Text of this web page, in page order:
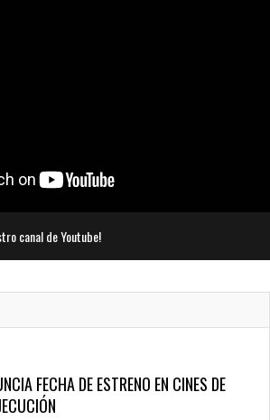
canal de Youtube!